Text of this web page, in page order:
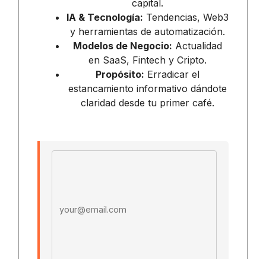
capital.
IA & Tecnología: Tendencias, Web3
y herramientas de automatización.
Modelos de Negocio: Actualidad
en SaaS, Fintech y Cripto.
Propósito: Erradicar el
estancamiento informativo dándote
claridad desde tu primer café.